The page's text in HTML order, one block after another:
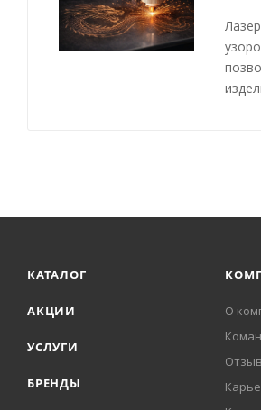
КАТАЛОГ
АКЦИИ
УСЛУГИ
БРЕНДЫ
О